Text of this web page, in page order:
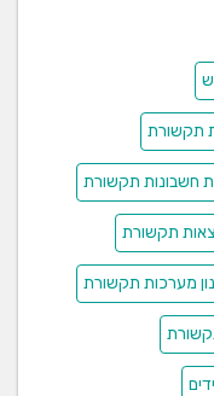
תקשורת
חשבונות תקשורת
תקשורת
מערכות תקשורת